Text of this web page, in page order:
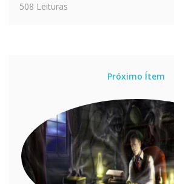
508 Leituras
Próximo Ítem